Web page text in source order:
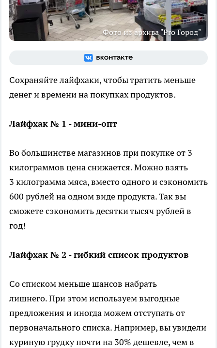
Фото из архива "Pro Город"
Сохраняйте лайфхаки, чтобы тратить меньше
денег и времени на покупках продуктов.
Лайфхак № 1 - мини-опт
Во большинстве магазинов при покупке от 3
килограммов цена снижается. Можно взять
3 килограмма мяса, вместо одного и сэкономить
600 рублей на одном виде продукта. Так вы
сможете сэкономить десятки тысяч рублей в
год!
Лайфхак № 2 - гибкий список продуктов
Со списком меньше шансов набрать
лишнего. При этом используем выгодные
предложения и иногда можем отступать от
первоначального списка. Например, вы увидели
куриную грудку почти на 30% дешевле, чем в